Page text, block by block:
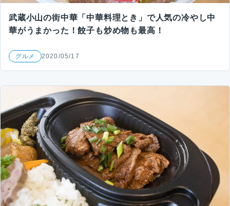
武蔵小山の街中華「中華料理とき」で人気の冷やし中
華がうまかった！餃子も炒め物も最高！
グルメ 2020/05/17